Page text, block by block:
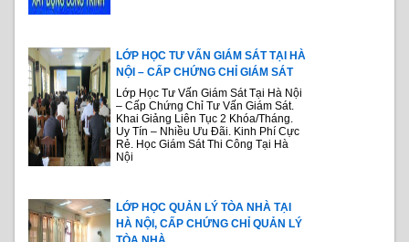
LỚP HỌC TƯ VẤN GIÁM SÁT TẠI HÀ
NỘI – CẤP CHỨNG CHỈ GIÁM SÁT
Lớp Học Tư Vấn Giám Sát Tại Hà Nội
– Cấp Chứng Chỉ Tư Vấn Giám Sát.
Khai Giảng Liên Tục 2 Khóa/Tháng.
Uy Tín – Nhiều Ưu Đãi. Kinh Phí Cực
Rẻ. Học Giám Sát Thi Công Tại Hà
Nội
LỚP HỌC QUẢN LÝ TÒA NHÀ TẠI
HÀ NỘI, CẤP CHỨNG CHỈ QUẢN LÝ